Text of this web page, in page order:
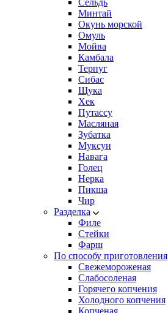
Сельдь
Минтай
Окунь морской
Омуль
Мойва
Камбала
Терпуг
Сибас
Щука
Хек
Путассу
Масляная
Зубатка
Муксун
Навага
Голец
Нерка
Пикша
Чир
Разделка
Филе
Стейки
Фарш
По способу приготовления
Свежемороженая
Cлабосоленая
Горячего копчения
Холодного копчения
Копченая